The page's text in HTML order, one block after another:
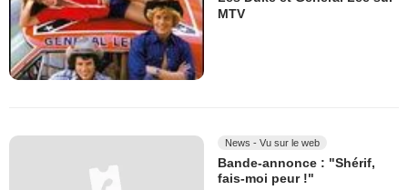
MTV
News - Vu sur le web
Bande-annonce : "Shérif,
fais-moi peur !"